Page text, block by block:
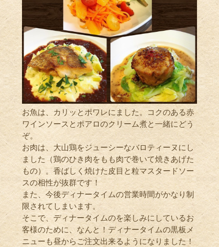
お魚は、カリッとポワレにました。コクのある赤
ワインソースとポアロのクリーム煮と一緒にどう
ぞ。
お肉は、大山鶏をジューシーなバロティーヌにし
ました（鶏のひき肉をもも肉で巻いて焼きあげた
もの）。香ばしく焼けた皮目と粒マスタードソー
スの相性が抜群です！
また、今後ディナータイムの営業時間がかなり制
限されてしまいます。
そこで、ディナータイムのを楽しみにしているお
客様のために、なんと！ディナータイムの黒板メ
ニューも昼からご注文出来るようになりました！